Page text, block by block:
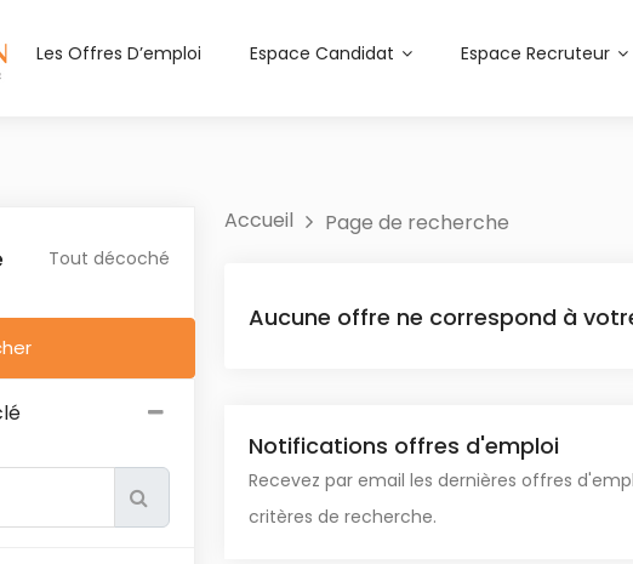
Les Offres D’emploi Espace Candidat Espace Recruteur
Tout décoché
Accueil Page de recherche
Aucune offre ne correspond à
Notifications offres d'emploi
Recevez par email les dernières offres
critères de recherche.